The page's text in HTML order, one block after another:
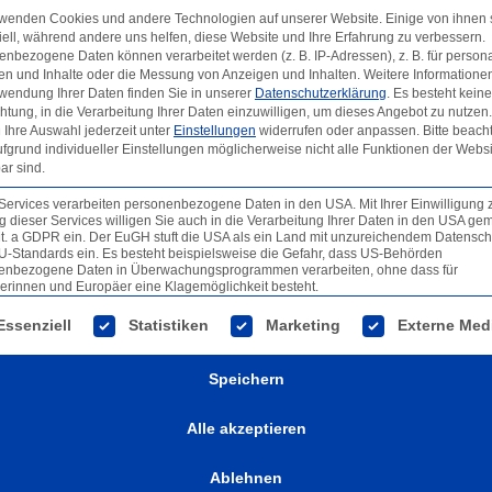
Klöckner
Synthetical material
Cookies und andere Technologien auf unserer Website. Einige von ihnen
während andere uns helfen, diese Website und Ihre Erfahrung zu verbessern.
Daten können verarbeitet werden (z. B. IP-Adressen), z. B. für
und Inhalte oder die Messung von Anzeigen und Inhalten. Weitere
Ihrer Daten finden Sie in unserer Datenschutzerklärung Es besteht keine
in die Verarbeitung Ihrer Daten einzuwilligen, um dieses Angebot zu nutzen.
Ihre Auswahl jederzeit unter Einstellungen widerrufen oder anpassen. Bitte
individueller Einstellungen möglicherweise nicht alle Funktionen der
sind.
verarbeiten personenbezogene Daten in den USA. Mit Ihrer Einwilligung
dieser Services willigen Sie auch in die Verarbeitung Ihrer Daten in den USA
a GDPR ein. Der EuGH stuft die USA als ein Land mit unzureichendem
Standards ein. Es besteht beispielsweise die Gefahr, dass US-Behörden
Daten in Überwachungsprogrammen verarbeiten, ohne dass für
und Europäer eine Klagemöglichkeit besteht.
eine Liste der Service-Gruppen, für die eine
Statistiken Marketing Externe
Speichern
Alle akzeptieren
Ablehnen